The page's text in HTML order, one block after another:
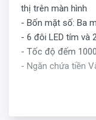
thị trên màn hình
- Bốn mặt số: Ba
- 6 đôi LED tím và
- Tốc độ đếm
- Ngăn chứa tiền